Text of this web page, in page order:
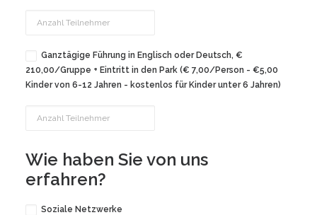
Ganztägige Führung in Englisch oder Deutsch, €
210,00/Gruppe + Eintritt in den Park (€ 7,00/Person - €5,00
Kinder von 6-12 Jahren - kostenlos für Kinder unter 6 Jahren)
Wie haben Sie von uns
erfahren?
Soziale Netzwerke